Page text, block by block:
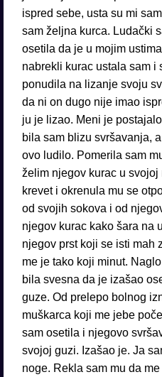
ispred sebe, usta su mi
sam željna kurca. Ludački
osetila da je u mojim
nabrekli kurac ustala sam i
ponudila na lizanje svoju
da ni on dugo nije imao
ju je lizao. Meni je
bila sam blizu svršavanja,
ovo ludilo. Pomerila sam
želim njegov kurac u
krevet i okrenula mu se
od svojih sokova i od
njegov kurac kako šara na
njegov prst koji se isti mah
me je tako koji minut.
bila svesna da je izašao
guze. Od prelepo bolnog
muškarca koji me jebe
sam osetila i njegovo
svojoj guzi. Izašao je. Ja
noge. Rekla sam mu da